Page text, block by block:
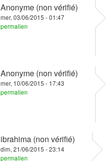
Anonyme (non vérifié)
mer, 03/06/2015 - 01:47
permalien
Anonyme (non vérifié)
mer, 10/06/2015 - 17:43
permalien
ibrahima (non vérifié)
dim, 21/06/2015 - 23:14
permalien